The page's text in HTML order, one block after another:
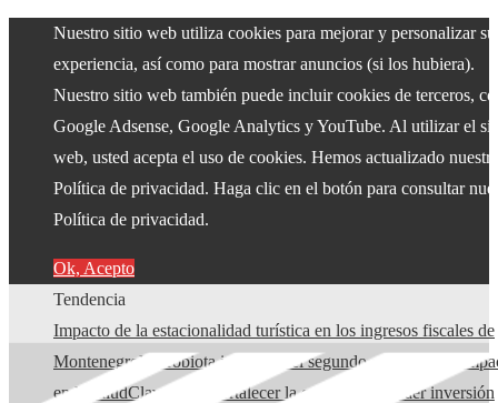
Nuestro sitio web utiliza cookies para mejorar y personalizar su
experiencia, así como para mostrar anuncios (si los hubiera).
Nuestro sitio web también puede incluir cookies de terceros,
Google Adsense, Google Analytics y YouTube. Al utilizar el
web, usted acepta el uso de cookies. Hemos actualizado nuestra
Política de privacidad. Haga clic en el botón para consultar
Política de privacidad.
Ok, Acepto
Tendencia
Impacto de la estacionalidad turística en los ingresos fiscales de
MontenegroMicrobiota intestinal: el segundo cerebro y su
en la saludClaves para fortalecer la economía y atraer inversión